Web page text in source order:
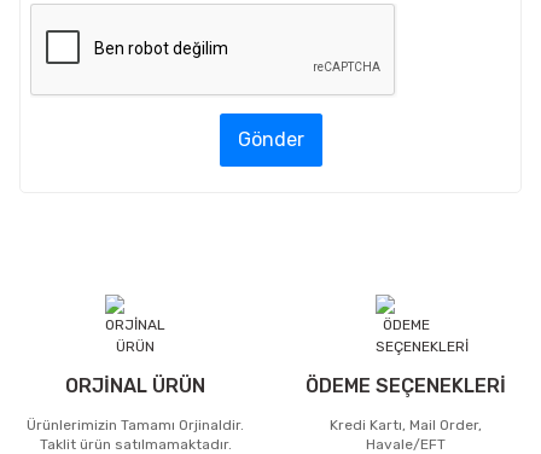
Gönder
ORJİNAL ÜRÜN
Ürünlerimizin Tamamı Orjinaldir.
Taklit ürün satılmamaktadır.
ÖDEME SEÇENEKLERİ
Kredi Kartı, Mail Order,
Havale/EFT